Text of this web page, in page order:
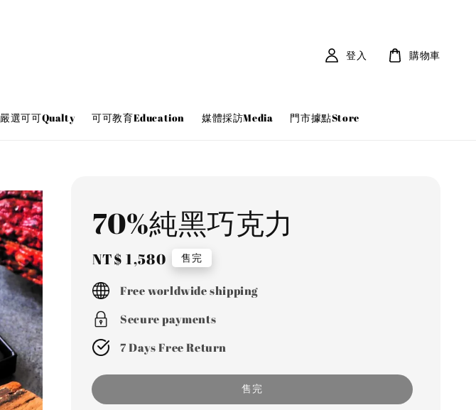
嚴選可可Qualty 可可教育Education 媒體採訪Media 門市據點Store
登入 購物車
70%純黑巧克力
Regular
price
NT$ 1,580 售完
Free worldwide shipping
Secure payments
7 Days Free Return
售完